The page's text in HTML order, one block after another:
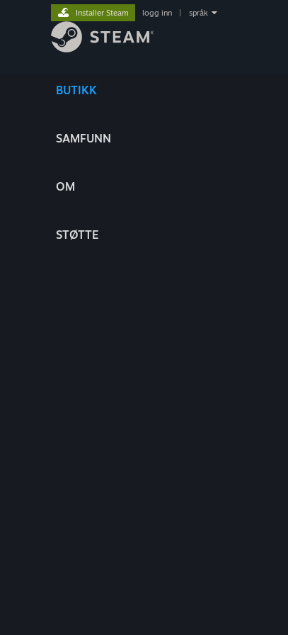
BUTIKK
SAMFUNN
OM
STØTTE
Installer Steam logg inn språk